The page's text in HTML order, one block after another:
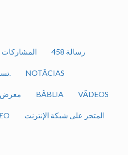
المشاركات رسالة 458
تساعدنا على تنصير. انقر هنا. NOTÃ­CIAS
معرض BÃ­BLIA VÃ­DEOS
المتجر على شبكة الإنترنت